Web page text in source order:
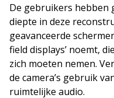
De gebruikers hebben
diepte in deze
geavanceerde
field displays’ noemt,
zich moeten nemen.
de camera’s gebruik
ruimtelijke audio.